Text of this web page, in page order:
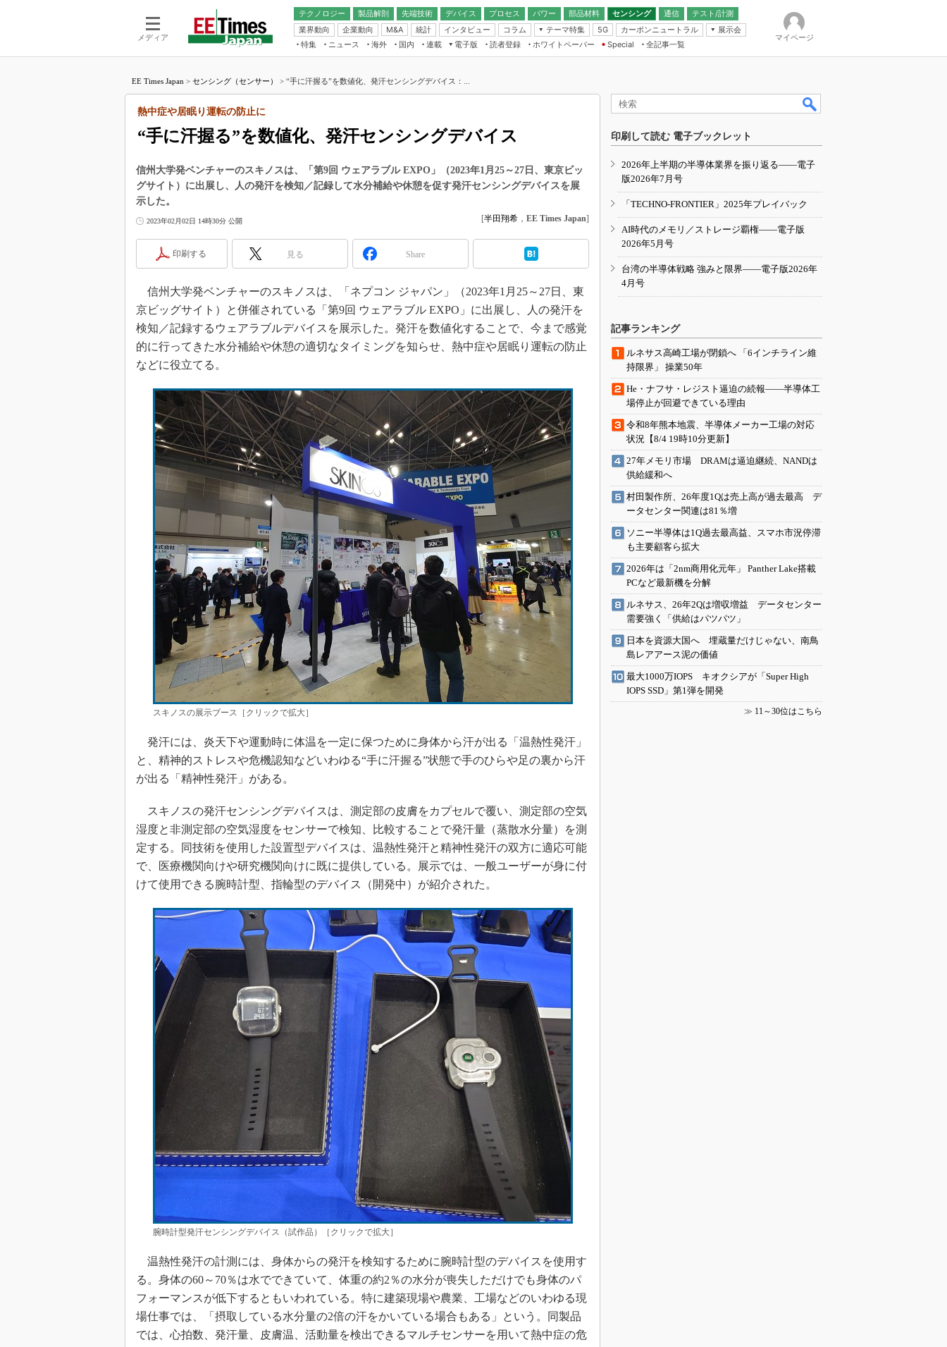
メディア
テクノロジー 製品解剖
先端技術
電池／エネルギー
デバイス
アナログ
マイコン
プロセス パワー 部品材料 センシング
通信
無線
テスト/計測
業界動向
企業動向 M&A 統計 インタビュー コラム
テーマ特集
フィジカルAI
読者調査（EE Times Research）
IoT
エレクトロニクス入門（EDN
5G カーボンニュートラル
展示会
IoT・エッジコンピューティング
EXPO
TECHNO-FRONTIER
人とくるま展
特集 ニュース 海外 国内
連載
福田昭のデバイス通信
大山聡の業界スコープ
リタイア直前エンジニアの社会人大
学漂流記
この10年で起こったこと、次の10年
製品分解で探るアジアの新トレンド
光伝送技術を知る
“異端児エンジニア”が仕掛けた社内
改革、執念の180日
JASA発IoT通信
IHSアナリスト「未来展望」
「英語に愛されないエンジニア」の
ための新行動論
電子版
電子ブックレット
読者登録 ホワイトペーパー
Special
全記事一覧
マイページ
EE Times Japan > センシング（センサー） > “手に汗握る”を数値化、発汗センシングデバイス：...
“手に汗握る”を数値化、発汗センシングデバイス
熱中症や居眠り運転の防止に
信州大学発ベンチャーのスキノスは、「第9回 ウェアラブル EXPO」（2023年1月25～27日、東京ビッ
グサイト）に出展し、人の発汗を検知／記録して水分補給や休憩を促す発汗センシングデバイスを展
示した。
2023年02月02日 14時30分 公開 [半田翔希 ， EE Times Japan]
印刷する 見る Share
信州大学発ベンチャーのスキノスは、「ネプコン ジャパン」（2023年1月25～27日、東
京ビッグサイト）と併催されている「第9回 ウェアラブル EXPO」に出展し、人の発汗を
検知／記録するウェアラブルデバイスを展示した。発汗を数値化することで、今まで感覚
的に行ってきた水分補給や休憩の適切なタイミングを知らせ、熱中症や居眠り運転の防止
などに役立てる。
スキノスの展示ブース［クリックで拡大］
発汗には、炎天下や運動時に体温を一定に保つために身体から汗が出る「温熱性発汗」
と、精神的ストレスや危機認知などいわゆる“手に汗握る”状態で手のひらや足の裏から汗
が出る「精神性発汗」がある。
スキノスの発汗センシングデバイスは、測定部の皮膚をカプセルで覆い、測定部の空気
湿度と非測定部の空気湿度をセンサーで検知、比較することで発汗量（蒸散水分量）を測
定する。同技術を使用した設置型デバイスは、温熱性発汗と精神性発汗の双方に適応可能
で、医療機関向けや研究機関向けに既に提供している。展示では、一般ユーザーが身に付
けて使用できる腕時計型、指輪型のデバイス（開発中）が紹介された。
腕時計型発汗センシングデバイス（試作品）［クリックで拡大］
温熱性発汗の計測には、身体からの発汗を検知するために腕時計型のデバイスを使用す
る。身体の60～70％は水でできていて、体重の約2％の水分が喪失しただけでも身体のパ
フォーマンスが低下するともいわれている。特に建築現場や農業、工場などのいわゆる現
場仕事では、「摂取している水分量の2倍の汗をかいている場合もある」という。同製品
では、心拍数、発汗量、皮膚温、活動量を検出できるマルチセンサーを用いて熱中症の危
印刷して読む 電子ブックレット
2026年上半期の半導体業界を振り返る――電子
版2026年7月号
「TECHNO-FRONTIER」2025年プレイバック
AI時代のメモリ／ストレージ覇権――電子版
2026年5月号
台湾の半導体戦略 強みと限界――電子版2026年
4月号
記事ランキング
ルネサス高崎工場が閉鎖へ 「6インチライン維
持限界」 操業50年
He・ナフサ・レジスト逼迫の続報――半導体工
場停止が回避できている理由
令和8年熊本地震、半導体メーカー工場の対応
状況【8/4 19時10分更新】
27年メモリ市場 DRAMは逼迫継続、NANDは
供給緩和へ
村田製作所、26年度1Qは売上高が過去最高 デ
ータセンター関連は81％増
ソニー半導体は1Q過去最高益、スマホ市況停滞
も主要顧客ら拡大
2026年は「2nm商用化元年」 Panther Lake搭載
PCなど最新機を分解
ルネサス、26年2Qは増収増益 データセンター
需要強く「供給はパツパツ」
日本を資源大国へ 埋蔵量だけじゃない、南鳥
島レアアース泥の価値
最大1000万IOPS キオクシアが「Super High
IOPS SSD」第1弾を開発
≫ 11～30位はこちら